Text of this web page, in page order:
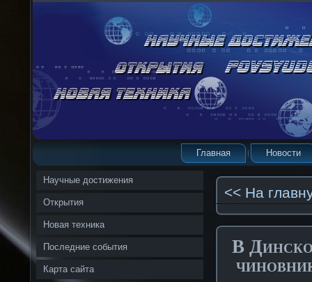
Главная Новости
Научные достижения
Открытия
Новая техника
Последние события
Карта сайта
<< На
В